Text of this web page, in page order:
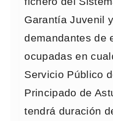
Garantía Juvenil
demandantes de
ocupadas en
Servicio Público
Principado de
tendrá duración